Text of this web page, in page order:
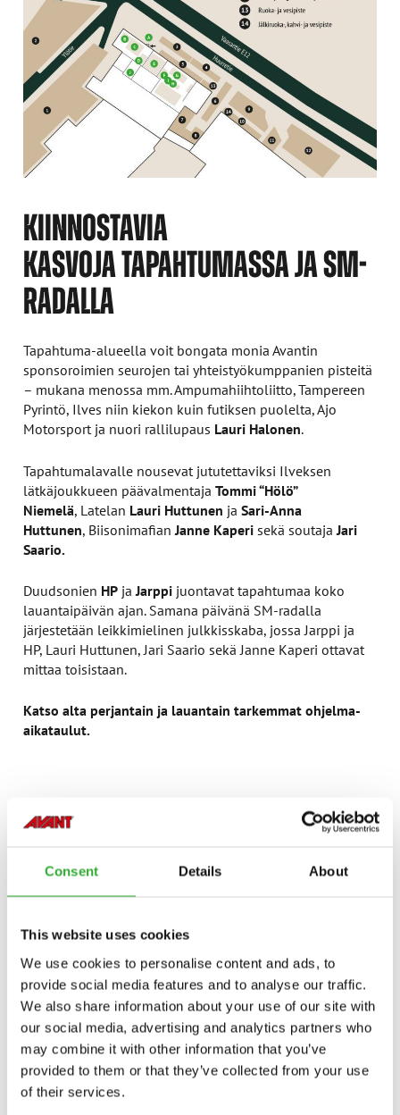
Consent Details About
This website uses cookies
We use cookies to personalise content and ads, to
provide social media features and to analyse our traffic.
We also share information about your use of our site with
our social media, advertising and analytics partners who
may combine it with other information that you’ve
provided to them or that they’ve collected from your use
of their services.
KIINNOSTAVIA
KASVOJA TAPAHTUMASSA JA SM-
RADALLA
Tapahtuma-alueella voit bongata monia Avantin
sponsoroimien seurojen tai yhteistyökumppanien pisteitä
– mukana menossa mm. Ampumahiihtoliitto, Tampereen
Pyrintö, Ilves niin kiekon kuin futiksen puolelta, Ajo
Motorsport ja nuori rallilupaus Lauri Halonen.
Tapahtumalavalle nousevat jututettaviksi Ilveksen
lätkäjoukkueen päävalmentajaTommi “Hölö”
Niemelä, Latelan Lauri Huttunen jaSari-Anna
Huttunen, BiisonimafianJanne Kaperi sekä soutajaJari
Saario.
Duudsonien HP jaJarppi juontavat tapahtumaa koko
lauantaipäivän ajan. Samana päivänä SM-radalla
järjestetään leikkimielinen julkkisskaba, jossa Jarppi ja
HP, Lauri Huttunen, Jari Saario sekä Janne Kaperi ottavat
mittaa toisistaan.
Katso alta perjantain ja lauantain tarkemmat ohjelma-
aikataulut.
PERJANTAI 5.6.2026 – AMMATTILAISPÄIVÄ
9:00 Tapahtuma alkaa
9:30 Tervetuloa ja tapahtumainfo
10:00 Messulavalla tapahtuu:
esittelyssä Avant e727 ja muut uutuudet
Tehdaskierrokset starttaavat
Avantilla ajon SM-kisat, Pirkanmaan karsinta klo 10–13